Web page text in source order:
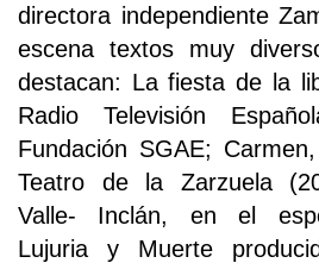
directora independiente
escena textos muy
destacan: La fiesta de la
Radio Televisión
Fundación SGAE;
Teatro de la Zarzuela
Valle- Inclán, en el
Lujuria y Muerte